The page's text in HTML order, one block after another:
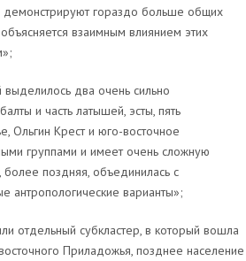
демонстрируют гораздо больше общих
взаимным влиянием этих
выделилось два очень сильно
и часть латышей, эсты, пять
Ольгин Крест и юго-восточное
группами и имеет очень сложную
более поздняя, объединилась с
антропологические варианты»;
отдельный субкластер, в который вошла
Приладожья, позднее население